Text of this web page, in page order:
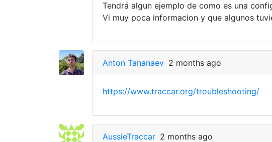
Tendrá algun ejemplo de como es una
Vi muy poca informacion y que algunos
Anton Tananaev 2 months ago
https://www.traccar.org/troubleshooting/
AussieTraccar 2 months ago